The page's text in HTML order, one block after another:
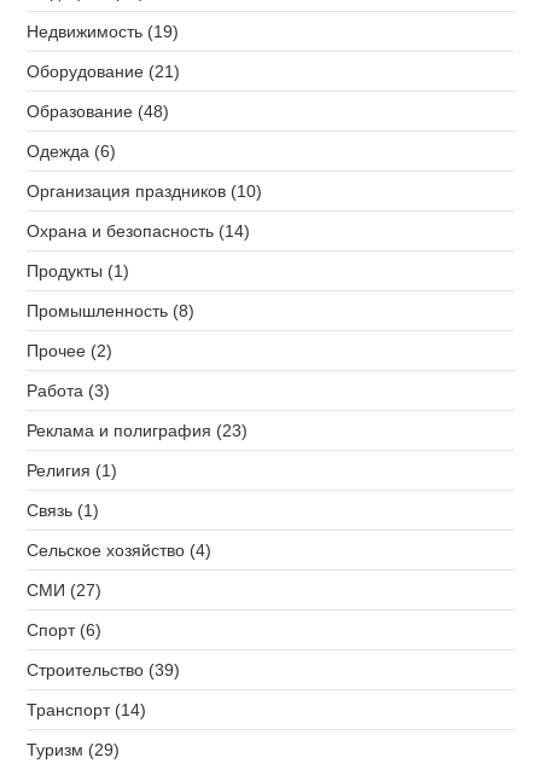
Недвижимость (19)
Оборудование (21)
Образование (48)
Одежда (6)
Организация праздников (10)
Охрана и безопасность (14)
Продукты (1)
Промышленность (8)
Прочее (2)
Работа (3)
Реклама и полиграфия (23)
Религия (1)
Связь (1)
Сельское хозяйство (4)
СМИ (27)
Спорт (6)
Строительство (39)
Транспорт (14)
Туризм (29)